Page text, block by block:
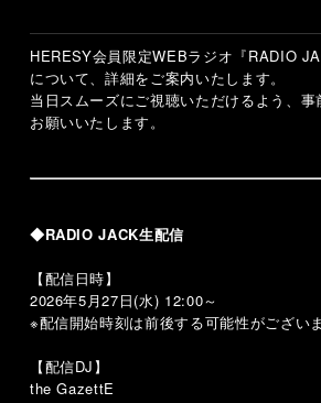
HERESY会員限定WEBラジオ『RADIO
について、詳細をご案内いたします。
当日スムーズにご視聴いただけるよう、
お願いいたします。
◆RADIO JACK生配信
【配信日時】
2026年5月27日(水) 12:00～
※配信開始時刻は前後する可能性がございま
【配信DJ】
the GazettE